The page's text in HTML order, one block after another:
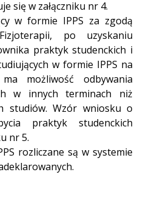
się w załączniku nr 4.
w formie IPPS za zgodą
po uzyskaniu
praktyk studenckich i
w formie IPPS na
możliwość odbywania
w innych terminach niż
studiów. Wzór wniosku o
praktyk studenckich
nr 5.
rozliczane są w systemie